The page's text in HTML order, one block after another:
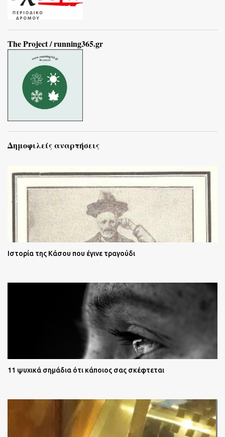
The Project / running365.gr
Δημοφιλείς αναρτήσεις
Ιστορία της Κάσου που έγινε τραγούδι
11 ψυχικά σημάδια ότι κάποιος σας σκέφτεται